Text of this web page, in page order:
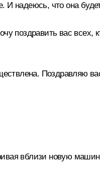
надеюсь, что она
поздравить вас всех,
Поздравляю
вблизи новую